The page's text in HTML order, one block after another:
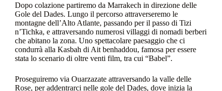
Dopo colazione partiremo da Marrakech in direzione delle
Gole del Dades. Lungo il percorso attraverseremo le
montagne dell’Alto Atlante, passando per il passo di Tizi
n’Tichka, e attraversando numerosi villaggi di nomadi berberi
che abitano la zona. Uno spettacolare paesaggio che ci
condurrà alla Kasbah di Ait benhaddou, famosa per essere
stata lo scenario di oltre venti film, tra cui “Babel”.
Proseguiremo via Ouarzazate attraversando la valle delle
Rose, per addentrarci nelle gole del Dades, dove inizia la